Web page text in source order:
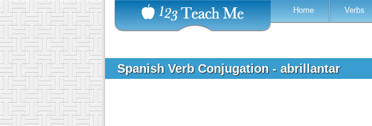
Home Verbs
Spanish Verb Conjugation - abrillantar